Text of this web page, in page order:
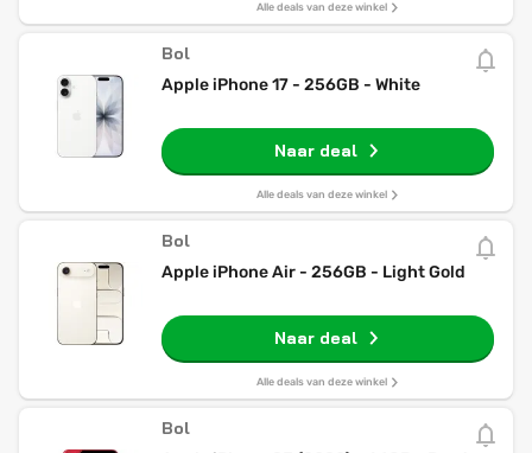
Alle deals van deze winkel
Bol
Apple iPhone 17 - 256GB - White
Naar deal
Alle deals van deze winkel
Bol
Apple iPhone Air - 256GB - Light Gold
Naar deal
Alle deals van deze winkel
Bol